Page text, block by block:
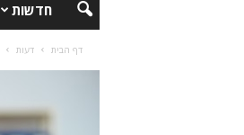
חדשות
דף הבית דעות